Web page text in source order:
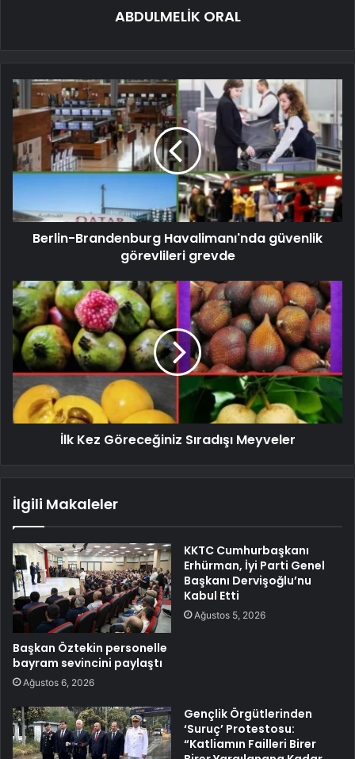
ABDULMELİK ORAL
Berlin-Brandenburg Havalimanı'nda güvenlik
görevlileri grevde
İlk Kez Göreceğiniz Sıradışı Meyveler
İlgili Makaleler
Başkan Öztekin personelle
bayram sevincini paylaştı
Ağustos 6, 2026
KKTC Cumhurbaşkanı
Erhürman, İyi Parti Genel
Başkanı Dervişoğlu’nu
Kabul Etti
Ağustos 5, 2026
Gençlik Örgütlerinden
‘Suruç’ Protestosu:
“Katliamın Failleri Birer